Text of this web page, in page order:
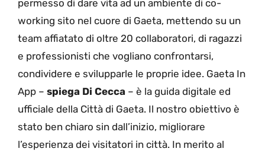
permesso di dare vita ad un ambiente di co-
working sito nel cuore di Gaeta, mettendo su un
team affiatato di oltre 20 collaboratori, di ragazzi
e professionisti che vogliano confrontarsi,
condividere e svilupparle le proprie idee. Gaeta In
App – spiega Di Cecca – è la guida digitale ed
ufficiale della Città di Gaeta. Il nostro obiettivo è
stato ben chiaro sin dall’inizio, migliorare
l’esperienza dei visitatori in città. In merito al